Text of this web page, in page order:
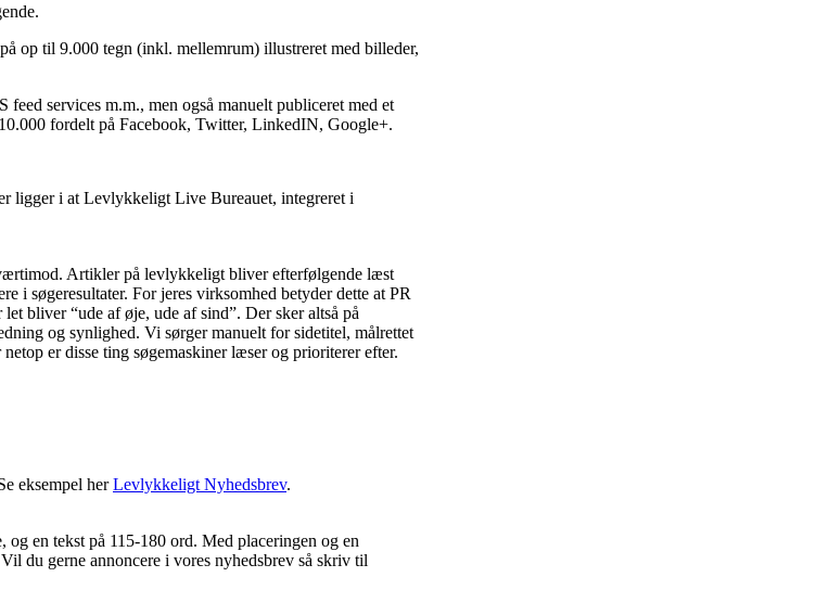
op til 9.000 tegn (inkl. mellemrum) illustreret med billeder,
services m.m., men også manuelt publiceret med et
fordelt på Facebook, Twitter, LinkedIN, Google+.
ligger i at Levlykkeligt Live Bureauet, integreret i
Artikler på levlykkeligt bliver efterfølgende læst
i søgeresultater. For jeres virksomhed betyder dette at PR
bliver “ude af øje, ude af sind”. Der sker altså på
og synlighed. Vi sørger manuelt for sidetitel, målrettet
er disse ting søgemaskiner læser og prioriterer efter.
eksempel herLevlykkeligt Nyhedsbrev.
en tekst på 115-180 ord. Med placeringen og en
du gerne annoncere i vores nyhedsbrev så skriv til